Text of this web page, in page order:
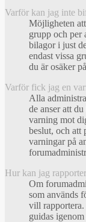
Varför kan jag inte
Möjligheten
grupp och per
bilagor i just
endast vissa
du är osäker
Varför fick jag en
Alla
de anser att
varning mot
beslut, och att
varningar på
Hur kan jag
Om
som används
vill
guidas